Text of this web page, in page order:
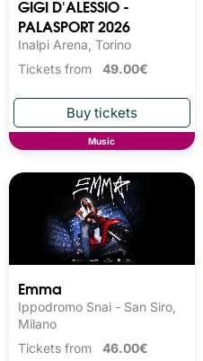
GIGI D'ALESSIO -
PALASPORT 2026
Inalpi Arena, Torino
Tickets from 49.00€
Music
Emma
Ippodromo Snai - San Siro,
Milano
Tickets from 46.00€